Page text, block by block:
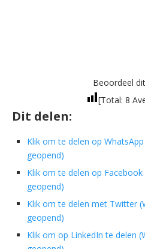
Beoordeel
[Total: 8
Dit delen:
Klik om te delen op
geopend)
Klik om te delen op
geopend)
Klik om te delen met Twitter
geopend)
Klik om op LinkedIn te delen